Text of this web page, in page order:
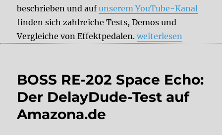
beschrieben und aufunserem YouTube-Kanal
finden sich zahlreiche Tests, Demos und
Vergleiche von Effektpedalen.„DelayDude
weiterlesen
BOSS RE-202 Space Echo:
Der DelayDude-Test auf
Amazona.de